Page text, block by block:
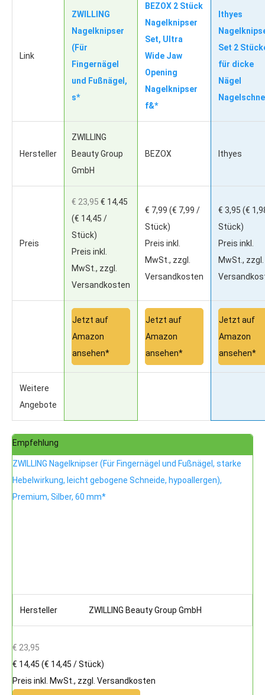
Link
ZWILLING
Nagelknipser
(Für
Fingernägel
und Fußnägel,
s*
BEZOX 2 Stück
Nagelknipser
Set, Ultra
Wide Jaw
Opening
Nagelknipser
f&*
Ithyes
Set 2
für dicke
Nägel
Hersteller
ZWILLING
Beauty Group
GmbH
BEZOX Ithyes
Preis
€ 23,95 € 14,45
(€ 14,45 /
Stück)
Preis inkl.
MwSt., zzgl.
Versandkosten
€ 7,99 (€ 7,99 /
Stück)
Preis inkl.
MwSt., zzgl.
Versandkosten
€ 3,95 (€
Stück)
Preis inkl.
MwSt., zzgl.
Jetzt auf
Amazon
ansehen*
Jetzt auf
Amazon
ansehen*
Jetzt auf
Amazon
ansehen*
Weitere
Angebote
Empfehlung
ZWILLING Nagelknipser (Für Fingernägel und Fußnägel, starke
Hebelwirkung, leicht gebogene Schneide, hypoallergen),
Premium, Silber, 60 mm*
Hersteller ZWILLING Beauty Group GmbH
€ 23,95
€ 14,45 (€ 14,45 / Stück)
Preis inkl. MwSt., zzgl. Versandkosten